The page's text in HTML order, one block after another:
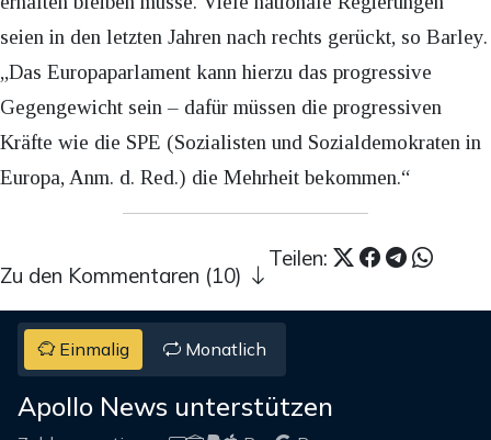
seien in den letzten Jahren nach rechts gerückt, so Barley.
„Das Europaparlament kann hierzu das progressive
Gegengewicht sein – dafür müssen die progressiven
Kräfte wie die SPE (Sozialisten und Sozialdemokraten in
Europa, Anm. d. Red.) die Mehrheit bekommen.“
Teilen:
Zu den Kommentaren (10)
Einmalig Monatlich
Apollo News unterstützen